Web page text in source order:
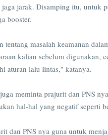
jarak. Disamping itu, untuk
booster.
tentang masalah keamanan
kalian sebelum digunakan,
aturan lalu lintas," katanya.
meminta prajurit dan PNS
hal-hal yang negatif seperti
dan PNS nya guna untuk